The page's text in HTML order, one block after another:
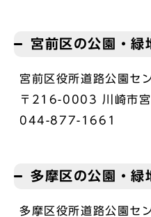
宮前区の公園・緑
宮前区役所道路公園セ
〒216-0003 川崎市
044-877-1661
多摩区の公園・緑
多摩区役所道路公園セ